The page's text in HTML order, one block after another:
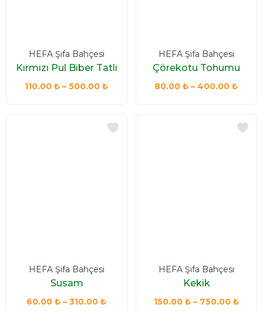
Kırmızı Pul Biber Tatlı
HEFA Şifa Bahçesi
110.00 ₺ – 500.00 ₺
-
Çörekotu Tohumu
HEFA Şifa Bahçesi
80.00 ₺ – 400.00 ₺
-
Susam
HEFA Şifa Bahçesi
60.00 ₺ – 310.00 ₺
Kekik
HEFA Şifa Bahçesi
150.00 ₺ – 750.00 ₺Fiyat